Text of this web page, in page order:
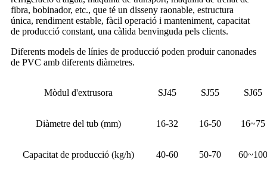
fibra, bobinador, etc., que té un disseny raonable, estructura
única, rendiment estable, fàcil operació i manteniment, capacitat
de producció constant, una càlida benvinguda pels clients.
Diferents models de línies de producció poden produir canonades
de PVC amb diferents diàmetres.
Mòdul d'extrusora SJ45 SJ55 SJ65
Diàmetre del tub (mm) 16-32 16-50 16~75
Capacitat de producció (kg/h) 40-60 50-70 60~100